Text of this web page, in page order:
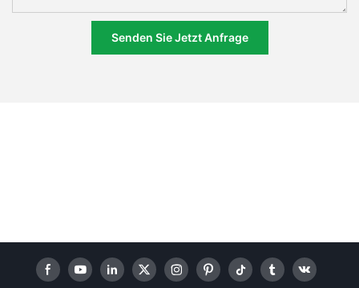
Senden Sie Jetzt Anfrage